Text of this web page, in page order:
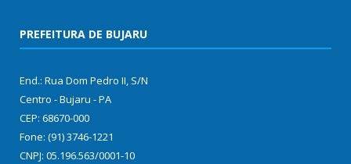
PREFEITURA DE BUJARU
End.: Rua Dom Pedro II, S/N
Centro - Bujaru - PA
CEP: 68670-000
Fone: (91) 3746-1221
CNPJ: 05.196.563/0001-10